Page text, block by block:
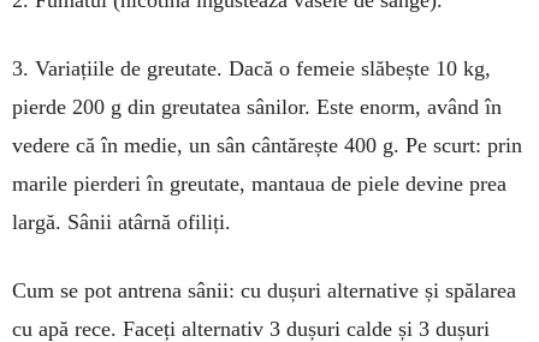
3. Variațiile de gre­u­tate. Dacă o fe­meie slăbește 10 kg,
pier­de 200 g din greu­tatea sânilor. Este enorm, având în
vedere că în medie, un sân cân­tărește 400 g. Pe scurt: prin
ma­rile pierderi în greu­tate, mantaua de piele devine prea
largă. Sâ­nii atârnă ofiliți.
Cum se pot antrena sânii: cu du­șuri al­ter­native și spă­la­rea
cu apă rece. Faceți alternativ 3 dușuri calde și 3 dușuri